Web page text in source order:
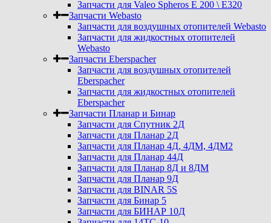
Запчасти для Valeo Spheros E 200 \ E320
Запчасти Webasto
Запчасти для воздушных отопителей Webasto
Запчасти для жидкостных отопителей
Webasto
Запчасти Eberspacher
Запчасти для воздушных отопителей
Eberspacher
Запчасти для жидкостных отопителей
Eberspacher
Запчасти Планар и Бинар
Запчасти для Спутник 2Д
Запчасти для Планар 2Д
Запчасти для Планар 4Д, 4ДМ, 4ДМ2
Запчасти для Планар 44Д
Запчасти для Планар 8Д и 8ДМ
Запчасти для Планар 9Д
Запчасти для BINAR 5S
Запчасти для Бинар 5
Запчасти для БИНАР 10Д